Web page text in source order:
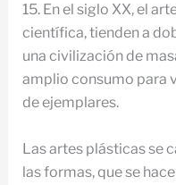
15. En el siglo XX, el
científica, tienden a
una civilización de
amplio consumo para
de ejemplares.
Las artes plásticas se
las formas, que se